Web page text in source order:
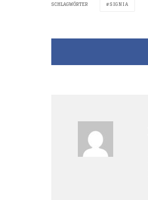
SCHLAGWÖRTER SIGNIA